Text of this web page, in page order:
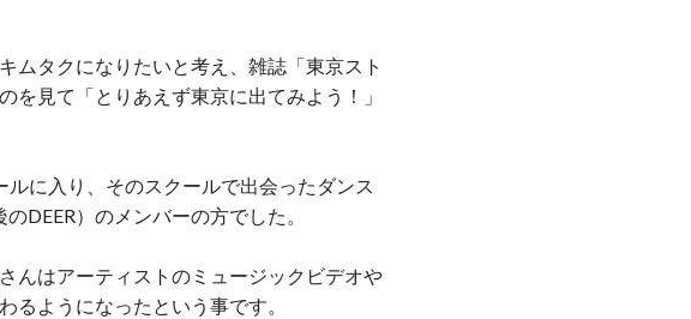
ムタクになりたいと考え、雑誌「東京スト
を見て「とりあえず東京に出てみよう！」
に入り、そのスクールで出会ったダンス
DEER）のメンバーの方でした。
んはアーティストのミュージックビデオや
るようになったという事です。